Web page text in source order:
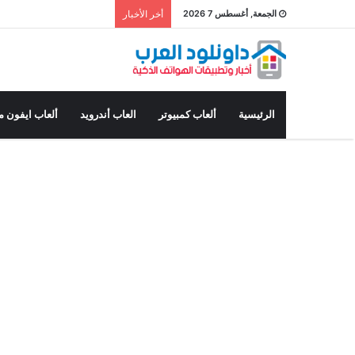
الجمعة, أغسطس 7 2026 أخر الأخبار
الرئيسية ألعاب كمبيوتر العاب أندرويد ألعاب ايفون